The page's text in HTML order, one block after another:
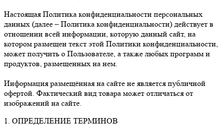
Настоящая Политика конфиденциальности персональных
данных (далее – Политика конфиденциальности) действует в
отношении всей информации, которую данный сайт, на
котором размещен текст этой Политики конфиденциальности,
может получить о Пользователе, а также любых программ и
продуктов, размещенных на нем.
Информация размещённая на сайте не является публичной
офертой. Фактический вид товара может отличаться от
изображений на сайте.
1. ОПРЕДЕЛЕНИЕ ТЕРМИНОВ